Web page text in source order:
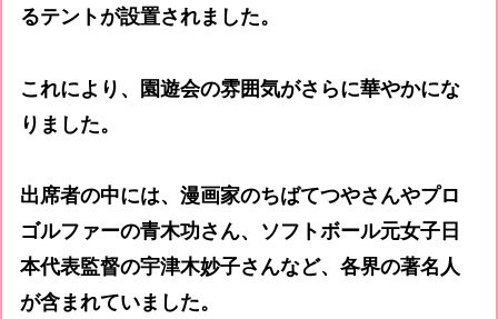
るテントが設置されました。
これにより、園遊会の雰囲気がさらに華やかにな
りました。
出席者の中には、漫画家のちばてつやさんやプロ
ゴルファーの青木功さん、ソフトボール元女子日
本代表監督の宇津木妙子さんなど、各界の著名人
が含まれていました。